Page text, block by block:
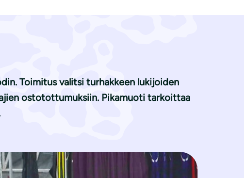
Toimitus valitsi turhakkeen lukijoiden
ostotottumuksiin. Pikamuoti tarkoittaa